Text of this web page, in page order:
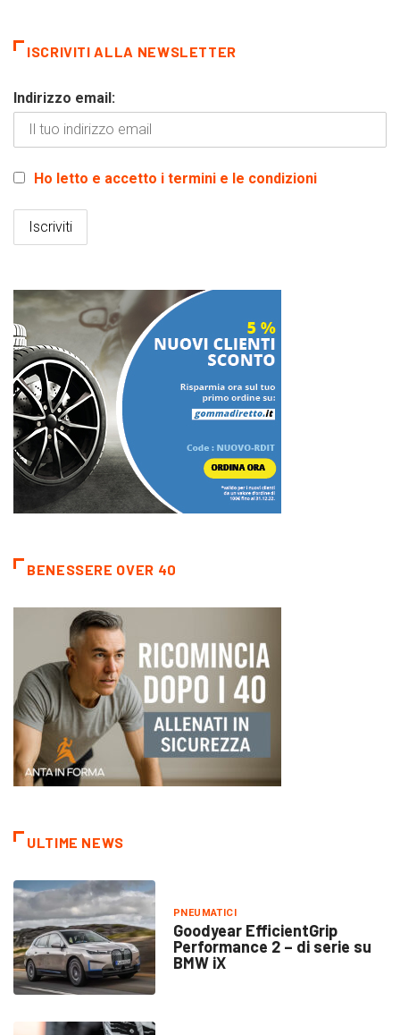
ISCRIVITI ALLA NEWSLETTER
Indirizzo email:
Ho letto e accetto i termini e le condizioni
BENESSERE OVER 40
ULTIME NEWS
PNEUMATICI
Goodyear EfficientGrip
Performance 2 – di serie su
BMW iX